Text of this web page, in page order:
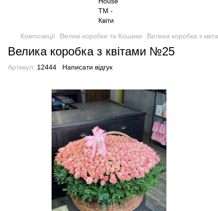
Композиції Великі коробки та Кошики Велика коробка з
Велика коробка з квітами №25
Артикул: 12444 Написати відгук